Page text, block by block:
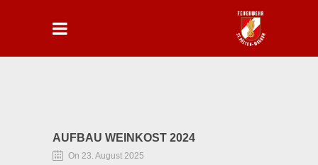
AUFBAU WEINKOST 2024
On 23. August 2025